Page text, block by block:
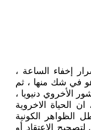
إخفاء الساعة ،
في شك منها ، ثم
الأخروي دنيويا ،
الحياة الاخروية
الظواهر الكونية
لتصحيح الاعتقاد أو